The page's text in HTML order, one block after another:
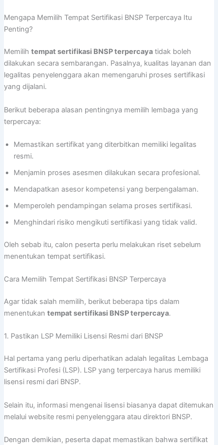
Mengapa Memilih Tempat Sertifikasi BNSP Terpercaya Itu
Penting?
Memilih tempat sertifikasi BNSP terpercayatidak boleh
dilakukan secara sembarangan. Pasalnya, kualitas layanan dan
legalitas penyelenggara akan memengaruhi proses sertifikasi
yang dijalani.
Berikut beberapa alasan pentingnya memilih lembaga yang
terpercaya:
Memastikan sertifikat yang diterbitkan memiliki legalitas
resmi.
Menjamin proses asesmen dilakukan secara profesional.
Mendapatkan asesor kompetensi yang berpengalaman.
Memperoleh pendampingan selama proses sertifikasi.
Menghindari risiko mengikuti sertifikasi yang tidak valid.
Oleh sebab itu, calon peserta perlu melakukan riset sebelum
menentukan tempat sertifikasi.
Cara Memilih Tempat Sertifikasi BNSP Terpercaya
Agar tidak salah memilih, berikut beberapa tips dalam
menentukan tempat sertifikasi BNSP terpercaya.
1. Pastikan LSP Memiliki Lisensi Resmi dari BNSP
Hal pertama yang perlu diperhatikan adalah legalitas Lembaga
Sertifikasi Profesi (LSP). LSP yang terpercaya harus memiliki
lisensi resmi dari BNSP.
Selain itu, informasi mengenai lisensi biasanya dapat ditemukan
melalui website resmi penyelenggara atau direktori BNSP.
Dengan demikian, peserta dapat memastikan bahwa sertifikat